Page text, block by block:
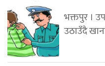
भक्तपुर ।
उठाउँदै